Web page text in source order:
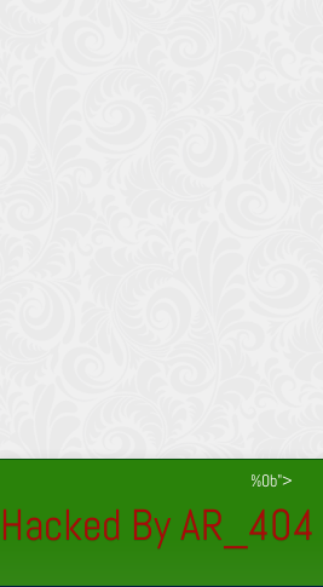
%0b">
Hacked By AR_404